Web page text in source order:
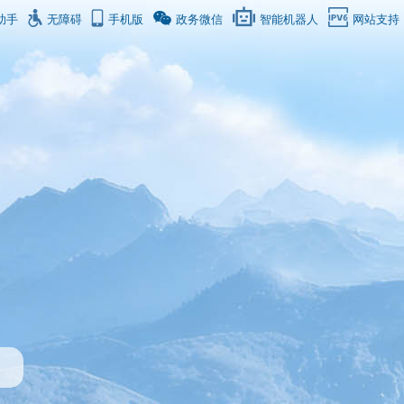
手 无障碍 手机版 政务微信 智能机器人 网站支持